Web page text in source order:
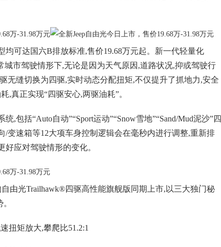
均可达国六B排放标准,售价19.68万元起。新一代轻量化
城市驾驶情形下,无论是因为天气原因,道路状况,抑或驾驶行
无缝切换为四驱,实时动态分配扭矩,不仅提升了抓地力,安全
,真正实现“四驱安心,两驱油耗”。
统,包括“Auto自动”“Sport运动”“Snow雪地”“Sand/Mud泥沙”四
/变速箱等12大项车身控制逻辑会在毫秒内进行调整,重新排
应对驾驶情形的变化。
由光Trailhawk®四驱高性能旗舰版同期上市,以三大独门秘
扭矩放大,攀爬比51.2:1